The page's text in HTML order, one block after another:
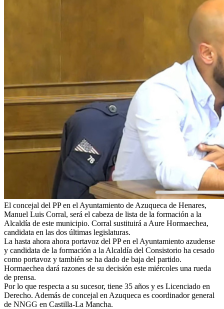
El concejal del PP en el Ayuntamiento de Azuqueca de Henares,
Manuel Luis Corral, será el cabeza de lista de la formación a la
Alcaldía de este municipio. Corral sustituirá a Aure Hormaechea,
candidata en las dos últimas legislaturas.
La hasta ahora ahora portavoz del PP en el Ayuntamiento azudense
y candidata de la formación a la Alcaldía del Consistorio ha cesado
como portavoz y también se ha dado de baja del partido.
Hormaechea dará razones de su decisión este miércoles una rueda
de prensa.
Por lo que respecta a su sucesor, tiene 35 años y es Licenciado en
Derecho. Además de concejal en Azuqueca es coordinador general
de NNGG en Castilla-La Mancha.